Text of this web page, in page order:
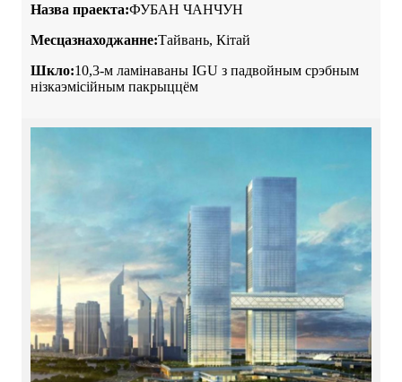
Назва праекта:ФУБАН ЧАНЧУН
Месцазнаходжанне:Тайвань, Кітай
Шкло:10,3-м ламінаваны IGU з падвойным срэбным
нізкаэмісійным пакрыццём